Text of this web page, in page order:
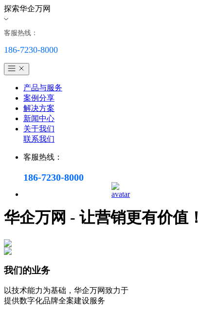
探索华企万网
客服热线：
186-7230-8000
产品与服务
案例分享
解决方案
新闻中心
关于我们
联系我们
客服热线：
186-7230-8000
华企万网 - 让营销更有价值！
我们的业务
以技术能力为基础，华企万网致力于
提供数字化品牌全案建设服务